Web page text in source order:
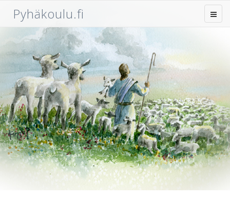
Pyhäkoulu.fi